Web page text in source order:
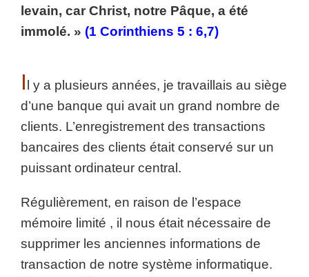
levain, car Christ, notre Pâque, a été
immolé. » (1 Corinthiens 5 : 6,7)
I l y a plusieurs années, je travaillais au siège
d’une banque qui avait un grand nombre de
clients. L’enregistrement des transactions
bancaires des clients était conservé sur un
puissant ordinateur central.
Régulièrement, en raison de l’espace
mémoire limité , il nous était nécessaire de
supprimer les anciennes informations de
transaction de notre système informatique.